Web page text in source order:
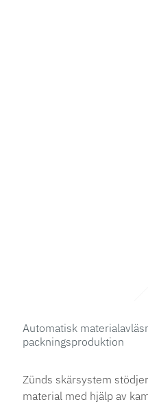
Automatisk
packningsproduktion
Zünds skärsystem
material med hjälp av